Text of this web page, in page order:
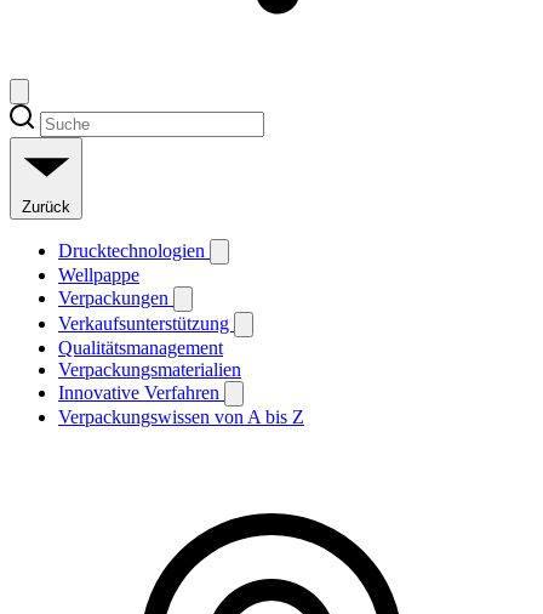
Zurück
Drucktechnologien
Wellpappe
Verpackungen
Verkaufsunterstützung
Qualitätsmanagement
Verpackungsmaterialien
Innovative Verfahren
Verpackungswissen von A bis Z